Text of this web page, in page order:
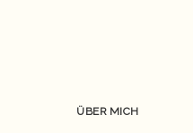
ÜBER MICH